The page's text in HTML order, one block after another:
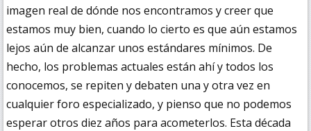
imagen real de dónde nos encontramos y creer que
estamos muy bien, cuando lo cierto es que aún estamos
lejos aún de alcanzar unos estándares mínimos. De
hecho, los problemas actuales están ahí y todos los
conocemos, se repiten y debaten una y otra vez en
cualquier foro especializado, y pienso que no podemos
esperar otros diez años para acometerlos. Esta década